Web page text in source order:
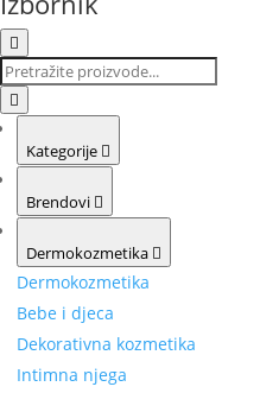
Kategorije
Brendovi
Dermokozmetika
Dermokozmetika
Bebe i djeca
Dekorativna kozmetika
Intimna njega